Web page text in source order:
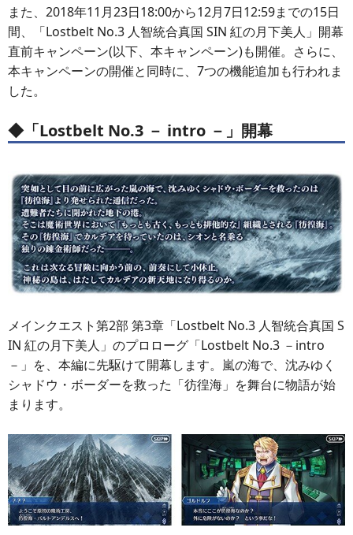
また、2018年11月23日18:00から12月7日12:59までの15日
間、「Lostbelt No.3 人智統合真国 SIN 紅の月下美人」開幕
直前キャンペーン(以下、本キャンペーン)も開催。さらに、
本キャンペーンの開催と同時に、7つの機能追加も行われま
した。
◆「Lostbelt No.3 － intro －」開幕
メインクエスト第2部 第3章「Lostbelt No.3 人智統合真国 S
IN 紅の月下美人」のプロローグ「Lostbelt No.3 －intro
－」を、本編に先駆けて開幕します。嵐の海で、沈みゆく
シャドウ・ボーダーを救った「彷徨海」を舞台に物語が始
まります。